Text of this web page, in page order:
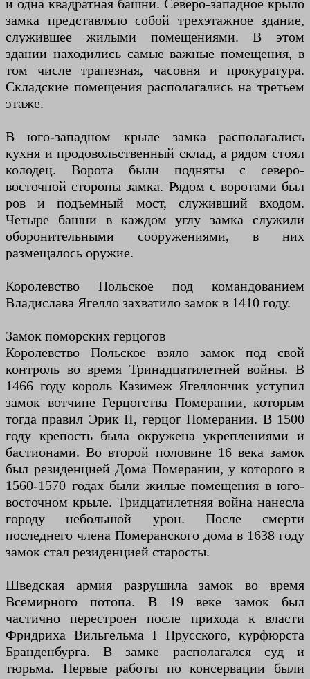
и одна квадратная башни. Северо-западное крыло
замка представляло собой трехэтажное здание,
служившее жилыми помещениями. В этом
здании находились самые важные помещения, в
том числе трапезная, часовня и прокуратура.
Складские помещения располагались на третьем
этаже.
В юго-западном крыле замка располагались
кухня и продовольственный склад, а рядом стоял
колодец. Ворота были подняты с северо-
восточной стороны замка. Рядом с воротами был
ров и подъемный мост, служивший входом.
Четыре башни в каждом углу замка служили
оборонительными сооружениями, в них
размещалось оружие.
Королевство Польское под командованием
Владислава Ягелло захватило замок в 1410 году.
Замок поморских герцогов
Королевство Польское взяло замок под свой
контроль во время Тринадцатилетней войны. В
1466 году король Казимеж Ягеллончик уступил
замок вотчине Герцогства Померании, которым
тогда правил Эрик II, герцог Померании. В 1500
году крепость была окружена укреплениями и
бастионами. Во второй половине 16 века замок
был резиденцией Дома Померании, у которого в
1560-1570 годах были жилые помещения в юго-
восточном крыле. Тридцатилетняя война нанесла
городу небольшой урон. После смерти
последнего члена Померанского дома в 1638 году
замок стал резиденцией старосты.
Шведская армия разрушила замок во время
Всемирного потопа. В 19 веке замок был
частично перестроен после прихода к власти
Фридриха Вильгельма I Прусского, курфюрста
Бранденбурга. В замке располагался суд и
тюрьма. Первые работы по консервации были